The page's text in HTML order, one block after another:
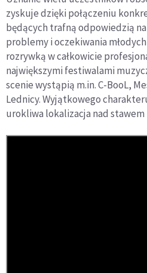
zyskuje dzięki połączeniu
będących trafną odpowiedzią
problemy i oczekiwania
rozrywką w całkowicie
największymi festiwalami
scenie wystąpią m.in. C-BooL,
Lednicy. Wyjątkowego
urokliwa lokalizacja nad